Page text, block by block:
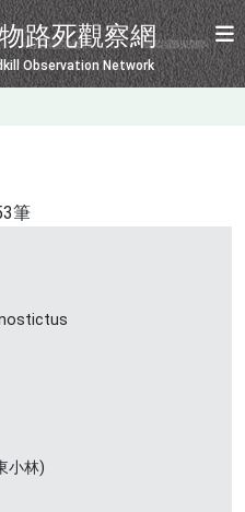
路死觀察網
Observation Network
筆
小林)